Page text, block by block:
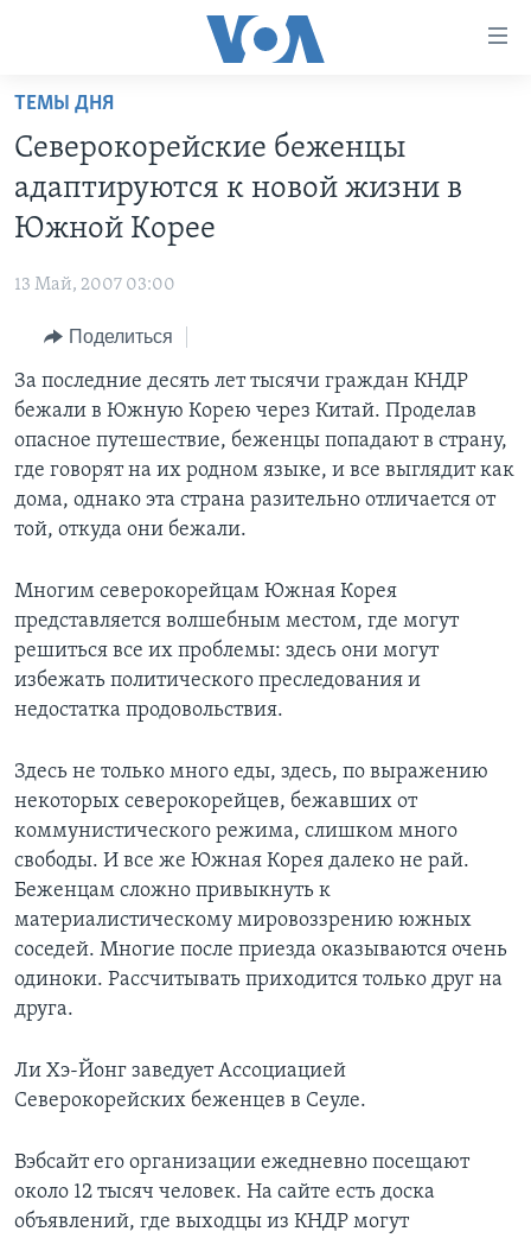
Перейти
основной
контент
Перейти
основной
Перейти
поиск
ПРОГРАММЫ
АМЕРИКА
ИТОГИ
ПОЧЕМУ ЭТО ВАЖНО?
ДИСКУССИЯ VOA
НЬЮ-ЙОРК NEW YORK
АМЕРИКА. БОЛЬШОЕ ПУТЕШЕСТВИЕ
ПРОЕКТЫ
НАША АМЕРИКАНСКАЯ ИСТОРИЯ
А КАК В АМЕРИКЕ?
АРТЕФАКТЫ
АМЕРИКАНСКИЕ ГОРОДКИ
ТЕСТЫ
ИНТЕРВЬЮ
ФАКТЫ ПРОТИВ ФЕЙКОВ
ЗА СВОБОДУ ПРЕССЫ
УЧИМ АНГЛИЙСКИЙ
ВИДЕО
ПОДПИСКА НА НОВОСТИ
СОЦИАЛЬНЫЕ СЕТИ
ТЕМЫ ДНЯ
Северокорейские беженцы
адаптируются к новой жизни в
Южной Корее
13 Май, 2007 03:00
Поделиться
За последние десять лет тысячи граждан КНДР
бежали в Южную Корею через Китай. Проделав
опасное путешествие, беженцы попадают в страну,
где говорят на их родном языке, и все выглядит как
дома, однако эта страна разительно отличается от
той, откуда они бежали.
Многим северокорейцам Южная Корея
представляется волшебным местом, где могут
решиться все их проблемы: здесь они могут
избежать политического преследования и
недостатка продовольствия.
Здесь не только много еды, здесь, по выражению
некоторых северокорейцев, бежавших от
коммунистического режима, слишком много
свободы. И все же Южная Корея далеко не рай.
Беженцам сложно привыкнуть к
материалистическому мировоззрению южных
соседей. Многие после приезда оказываются очень
одиноки. Рассчитывать приходится только друг на
друга.
Ли Хэ-Йонг заведует Ассоциацией
Северокорейских беженцев в Сеуле.
Вэбсайт его организации ежедневно посещают
около 12 тысяч человек. На сайте есть доска
объявлений, где выходцы из КНДР могут